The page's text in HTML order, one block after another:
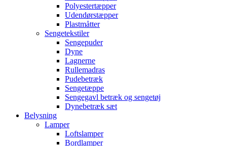
Polyestertæpper
Udendørstæpper
Plastmåtter
Sengetekstiler
Sengepuder
Dyne
Lagnerne
Rullemadras
Pudebetræk
Sengetæppe
Sengegavl betræk og sengetøj
Dynebetræk sæt
Belysning
Lamper
Loftslamper
Bordlamper